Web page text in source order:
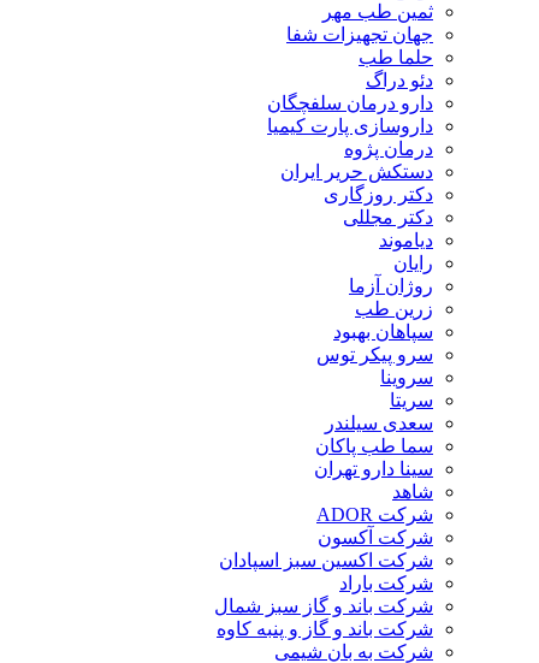
ثمین طب مهر
جهان تجهیزات شفا
حلما طب
دئو دراگ
دارو درمان سلفچگان
داروسازی پارت کیمیا
درمان پژوه
دستکش حریر ایران
دکتر روزگاری
دکتر مجللی
دیاموند
رایان
روژان آزما
زرین طب
سپاهان بهبود
سرو پیکر توس
سروینا
سریتا
سعدی سیلندر
سما طب پاکان
سینا دارو تهران
شاهد
شرکت ADOR
شرکت آکسون
شرکت اکسین سبز اسپادان
شرکت باراد
شرکت باند و گاز سبز شمال
شرکت باند و گاز و پنبه کاوه
شرکت به بان شیمی